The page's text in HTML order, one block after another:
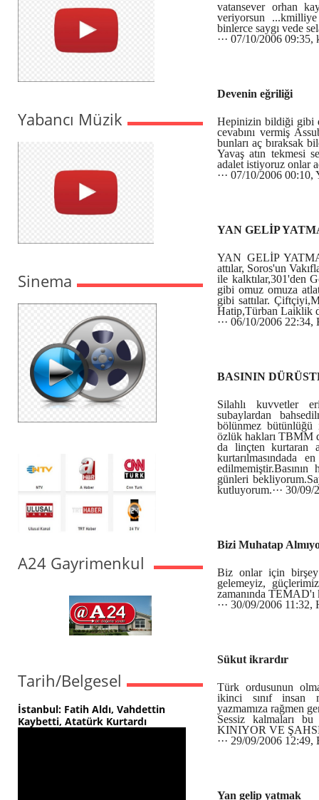
Yabancı Müzik
Sinema
A24 Gayrimenkul
Tarih/Belgesel
İstanbul: Fatih Aldı, Vahdettin
Kaybetti, Atatürk Kurtardı
vatansever orhan
veriyorsun
binlerce saygı vede
··· 07/10/2006 09:35,
Devenin eğriliği
Hepinizin bildiği gibi
cevabını vermiş
bunları aç bıraksak
Yavaş atın tekmesi
adalet istiyoruz onlar
··· 07/10/2006 00:10,
YAN GELİP
YAN GELİP
attılar, Soros'un
ile kalktılar,301'den
gibi omuz omuza
gibi sattılar.
Hatip,Türban Laiklik
··· 06/10/2006
BASININ
Silahlı kuvvetler
subaylardan
bölünmez
özlük hakları TBMM
da linçten kurtaran
kurtarılmasındada
edilmemiştir.Basının
günleri
kutluyorum.··· 30/
Bizi Muhatap
Biz onlar için
gelemeyiz,
zamanında TEMAD'ı
··· 30/09/2006 11:32,
Sükut ikrardır
Türk ordusunun
ikinci sınıf insan
yazmamıza rağmen
Sessiz kalmaları
KINIYOR VE
··· 29/09/2006 12:49,
Yan gelip yatmak